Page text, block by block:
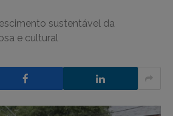
sustentável da
e cultural